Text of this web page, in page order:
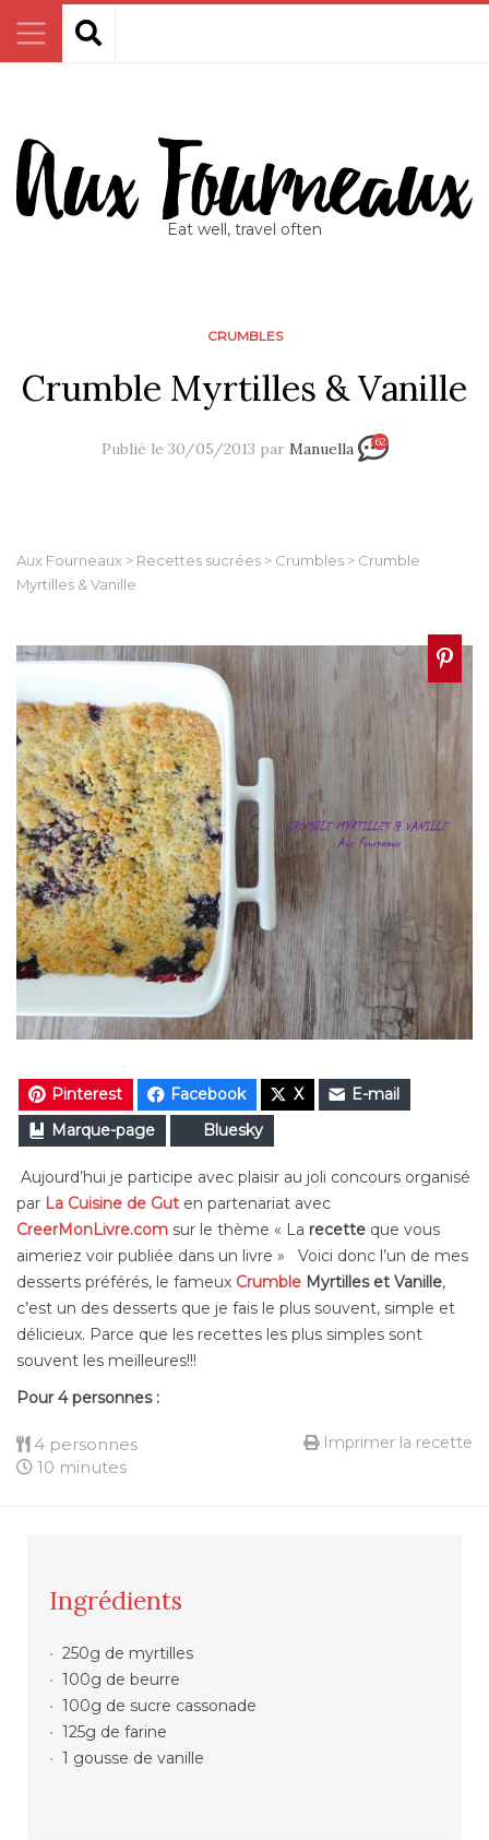
Eat well, travel often
CRUMBLES
Crumble Myrtilles & Vanille
Publié le 30/05/2013 par Manuella 62
Aux Fourneaux > Recettes sucrées > Crumbles > Crumble
Myrtilles & Vanille
Pinterest Facebook X
E-mail
Marque-page
Bluesky
Aujourd’hui je participe avec plaisir au joli concours organisé
par La Cuisine de Gut en partenariat avec
CreerMonLivre.com sur le thème « La recette que vous
aimeriez voir publiée dans un livre » Voici donc l’un de mes
desserts préférés, le fameux Crumble Myrtilles et Vanille,
c’est un des desserts que je fais le plus souvent, simple et
délicieux. Parce que les recettes les plus simples sont
souvent les meilleures!!!
Pour 4 personnes :
4 personnes
10 minutes
Imprimer la recette
Ingrédients
250g de myrtilles
100g de beurre
100g de sucre cassonade
125g de farine
1 gousse de vanille